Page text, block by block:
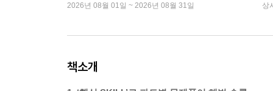
2026년 08월 01일 ~ 2026년 08월 31일 상
책소개